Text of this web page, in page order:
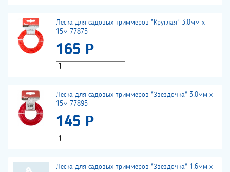
Леска для садовых триммеров "Круглая" 3,0мм х
15м 77875
165 Р
Леска для садовых триммеров "Звёздочка" 3,0мм х
15м 77895
145 Р
Леска для садовых триммеров "Звёздочка" 1,6мм х